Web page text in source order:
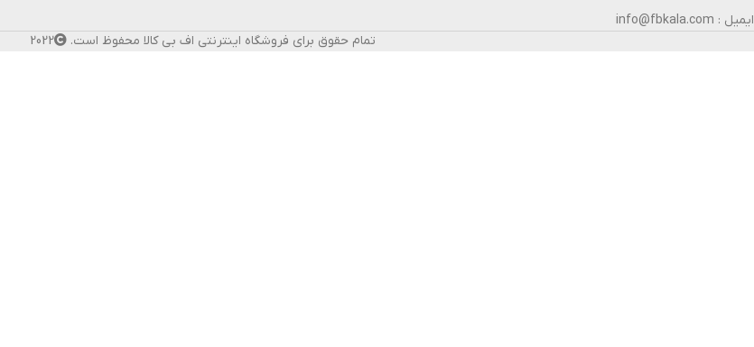
ایمیل : info@fbkala.com
تمام حقوق برای فروشگاه اینترنتی اف بی کالا محفوظ است. 2022